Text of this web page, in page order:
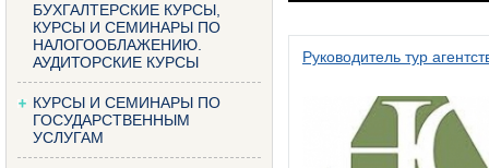
БУХГАЛТЕРСКИЕ КУРСЫ,
КУРСЫ И СЕМИНАРЫ ПО
НАЛОГООБЛАЖЕНИЮ.
АУДИТОРСКИЕ КУРСЫ
КУРСЫ И СЕМИНАРЫ ПО
ГОСУДАРСТВЕННЫМ
УСЛУГАМ
Руководитель тур